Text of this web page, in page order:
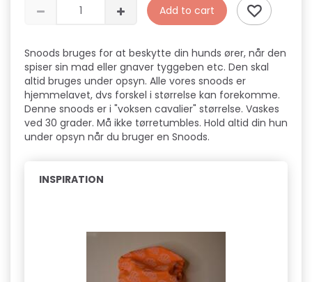
Add to cart
Snoods bruges for at beskytte din hunds ører, når den
spiser sin mad eller gnaver tyggeben etc. Den skal
altid bruges under opsyn. Alle vores snoods er
hjemmelavet, dvs forskel i størrelse kan forekomme.
Denne snoods er i "voksen cavalier" størrelse. Vaskes
ved 30 grader. Må ikke tørretumbles. Hold altid din hun
under opsyn når du bruger en Snoods.
INSPIRATION